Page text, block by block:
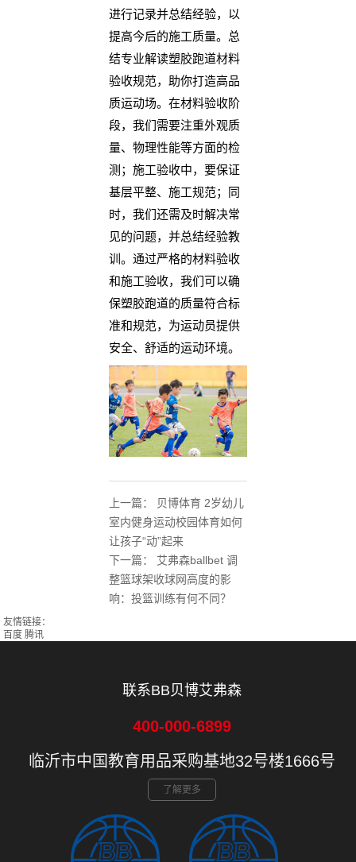
进行记录并总结经验，以
提高今后的施工质量。总
结专业解读塑胶跑道材料
验收规范，助你打造高品
质运动场。在材料验收阶
段，我们需要注重外观质
量、物理性能等方面的检
测；施工验收中，要保证
基层平整、施工规范；同
时，我们还需及时解决常
见的问题，并总结经验教
训。通过严格的材料验收
和施工验收，我们可以确
保塑胶跑道的质量符合标
准和规范，为运动员提供
安全、舒适的运动环境。
上一篇：
贝博体育 2岁幼儿
室内健身运动校园体育如何
让孩子“动”起来
下一篇： 艾弗森ballbet 调
整篮球架收球网高度的影
响：投篮训练有何不同？
友情链接：
百度 腾讯
联系BB贝博艾弗森
400-000-6899
临沂市中国教育用品采购基地32号楼1666号
了解更多